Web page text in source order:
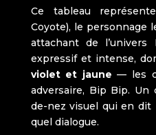
Ce tableau
Coyote), le personnage
attachant de l’univers
expressif et intense,
violet et jaune — les
adversaire, Bip Bip.
de-nez visuel qui en dit
quel dialogue.